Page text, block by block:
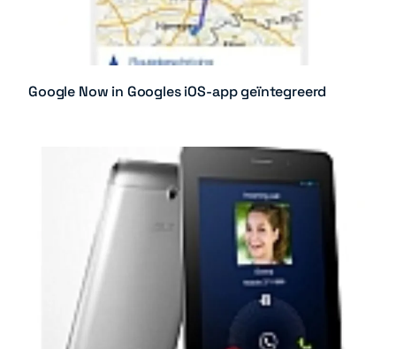
Google Now in Googles iOS-app geïntegreerd